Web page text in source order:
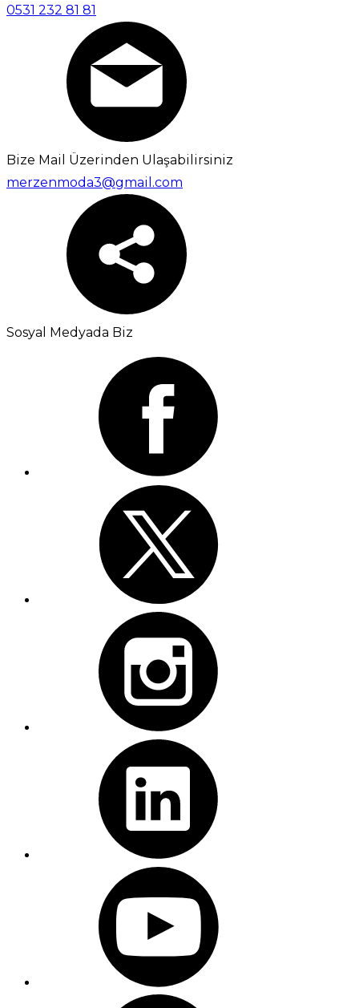
0531 232 81 81
Bize Mail Üzerinden Ulaşabilirsiniz
merzenmoda3@gmail.com
Sosyal Medyada Biz